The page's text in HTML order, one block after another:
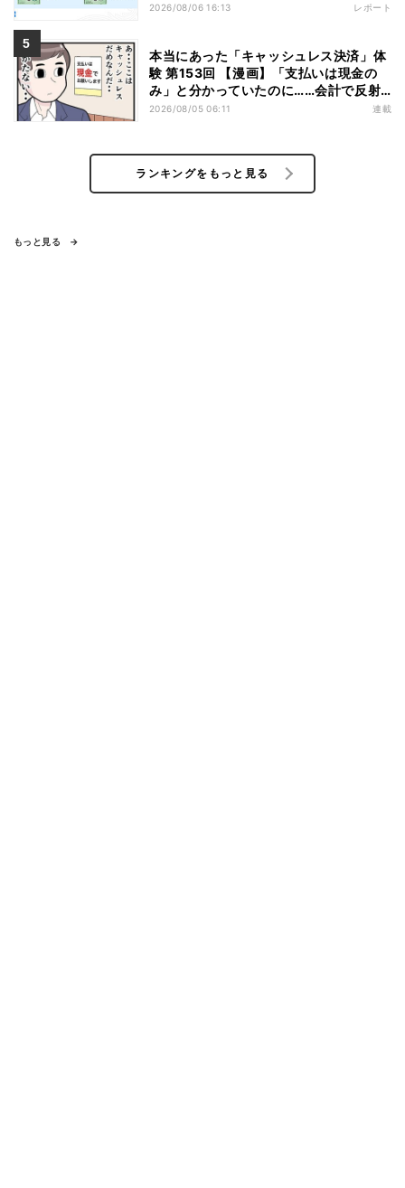
た"裏話"も
2026/08/06 16:13 レポート
本当にあった「キャッシュレス決済」体
験 第153回 【漫画】「支払いは現金の
み」と分かっていたのに……会計で反射
的に出してしまったものは
2026/08/05 06:11 連載
ランキングをもっと見る
もっと見る